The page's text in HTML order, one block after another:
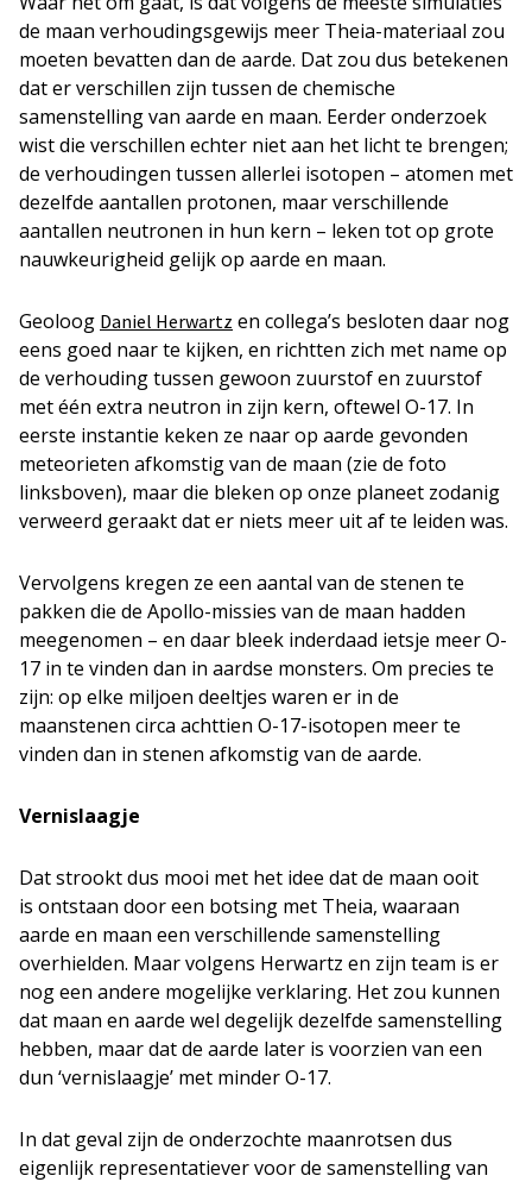
de maan verhoudingsgewijs meer Theia-materiaal zou
moeten bevatten dan de aarde. Dat zou dus betekenen
dat er verschillen zijn tussen de chemische
samenstelling van aarde en maan. Eerder onderzoek
wist die verschillen echter niet aan het licht te brengen;
de verhoudingen tussen allerlei isotopen – atomen met
dezelfde aantallen protonen, maar verschillende
aantallen neutronen in hun kern – leken tot op grote
nauwkeurigheid gelijk op aarde en maan.
Geoloog Daniel Herwartz en collega’s besloten daar nog
eens goed naar te kijken, en richtten zich met name op
de verhouding tussen gewoon zuurstof en zuurstof
met één extra neutron in zijn kern, oftewel O-17. In
eerste instantie keken ze naar op aarde gevonden
meteorieten afkomstig van de maan (zie de foto
linksboven), maar die bleken op onze planeet zodanig
verweerd geraakt dat er niets meer uit af te leiden was.
Vervolgens kregen ze een aantal van de stenen te
pakken die de Apollo-missies van de maan hadden
meegenomen – en daar bleek inderdaad ietsje meer O-
17 in te vinden dan in aardse monsters. Om precies te
zijn: op elke miljoen deeltjes waren er in de
maanstenen circa achttien O-17-isotopen meer te
vinden dan in stenen afkomstig van de aarde.
Vernislaagje
Dat strookt dus mooi met het idee dat de maan ooit
is ontstaan door een botsing met Theia, waaraan
aarde en maan een verschillende samenstelling
overhielden. Maar volgens Herwartz en zijn team is er
nog een andere mogelijke verklaring. Het zou kunnen
dat maan en aarde wel degelijk dezelfde samenstelling
hebben, maar dat de aarde later is voorzien van een
dun ‘vernislaagje’ met minder O-17.
In dat geval zijn de onderzochte maanrotsen dus
eigenlijk representatiever voor de samenstelling van